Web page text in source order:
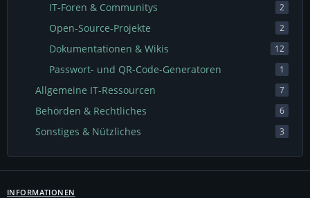
IT-Foren & Communitys 2
Open-Source-Projekte 2
Dokumentationen & Wikis 12
Passwort- und QR-Code-Generatoren 1
Allgemeine IT-Ressourcen 7
Behörden & Rechtliches 6
Sonstiges & Nützliches 3
INFORMATIONEN